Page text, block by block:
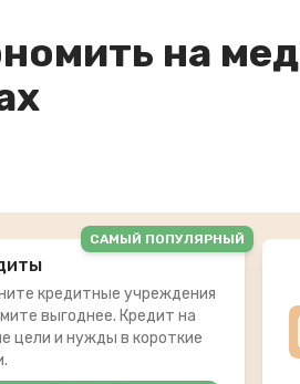
на
кредитные учреждения
выгоднее. Кредит на
цели и нужды в короткие
САМЫЙ ПОПУЛЯРНЫЙ